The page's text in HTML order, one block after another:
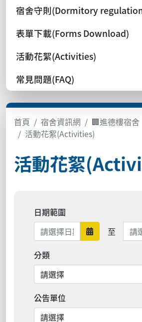
宿舍守則(Dormitory
表單下載(Forms Download)
活動花絮(Activities)
常見問題(FAQ)
首頁 宿舍資訊網
🏢進德樓宿舍
活動花絮(Activities)
活動花絮
日期範圍
日期範圍開始
至 日
分類
公告單位